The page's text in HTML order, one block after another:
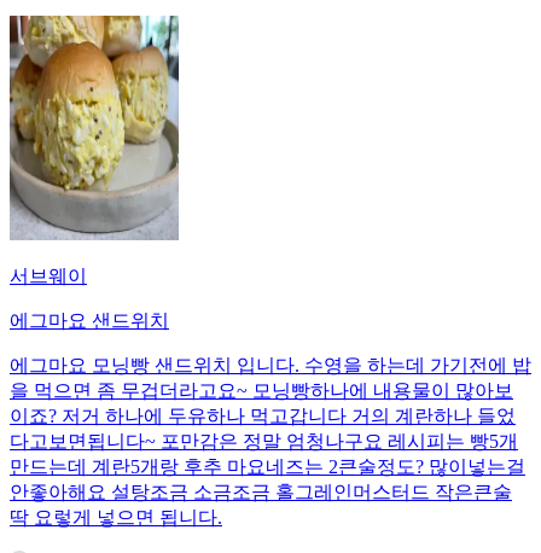
서브웨이
에그마요 샌드위치
에그마요 모닝빵 샌드위치 입니다. 수영을 하는데 가기전에 밥
을 먹으면 좀 무겁더라고요~ 모닝빵하나에 내용물이 많아보
이죠? 저거 하나에 두유하나 먹고갑니다 거의 계란하나 들었
다고보면됩니다~ 포만감은 정말 엄청나구요 레시피는 빵5개
만드는데 계란5개랑 후추 마요네즈는 2큰술정도? 많이넣는걸
안좋아해요 설탕조금 소금조금 홀그레인머스터드 작은큰술
딱 요렇게 넣으면 됩니다.